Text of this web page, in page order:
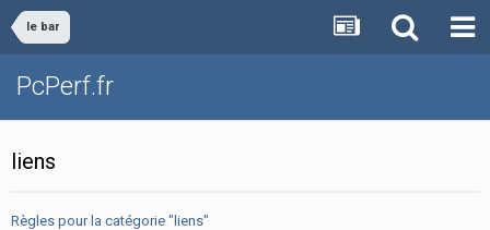
le bar
PcPerf.fr
liens
Règles pour la catégorie "liens"